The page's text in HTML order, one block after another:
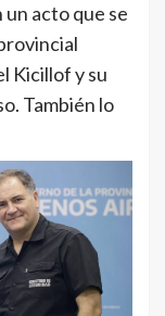
acto que se
Kicillof y su
También lo